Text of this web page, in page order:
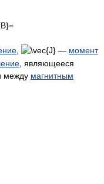
— момент
, являющееся
между магнитным